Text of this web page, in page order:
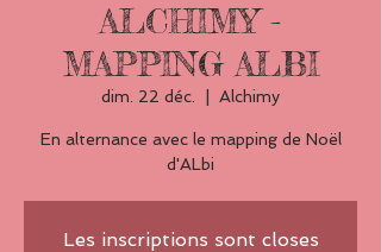
ALCHIMY -
MAPPING ALBI
dim. 22 déc. Alchimy
En alternance avec le mapping de Noël
d'ALbi
Les inscriptions sont closes